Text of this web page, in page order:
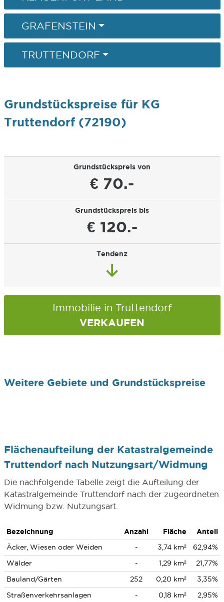
GRAFENSTEIN
TRUTTENDORF
Grundstückspreise für KG
Truttendorf (72190)
Grundstückspreis von
€ 70.-
Grundstückspreis bis
€ 120.-
Tendenz
Immobilie in Truttendorf
VERKAUFEN
Weitere Gebiete und Grundstückspreise
Flächenaufteilung der Katastralgemeinde
Truttendorf nach Nutzungsart/Widmung
Die nachfolgende Tabelle zeigt die Aufteilung der
Katastralgemeinde Truttendorf nach der zugeordneten
Widmung bzw. Nutzungsart.
Bezeichnung Anzahl Fläche
Anteil
Äcker, Wiesen oder Weiden
- 3,74 km²
62,94%
Wälder
- 1,29 km²
21,77%
Bauland/Gärten
252 0,20 km²
3,35%
Straßenverkehrsanlagen
- 0,18 km² 2,95%